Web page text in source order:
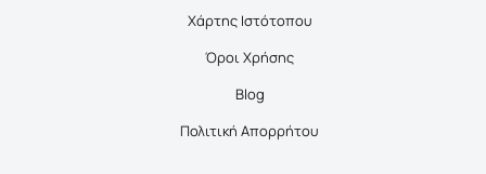
Χάρτης Ιστότοπου
Όροι Χρήσης
Blog
Πολιτική Απορρήτου